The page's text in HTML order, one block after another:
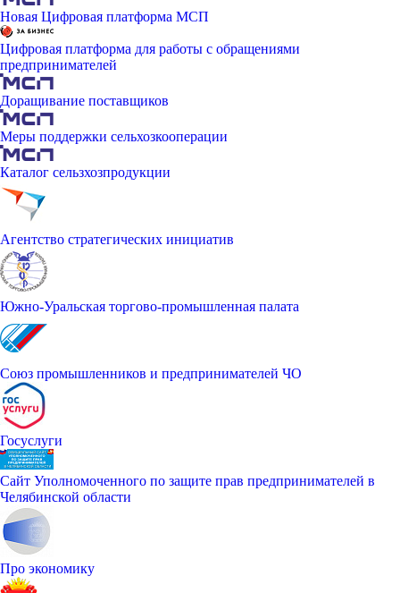
Новая Цифровая платформа МСП
Цифровая платформа для работы с обращениями
предпринимателей
Доращивание поставщиков
Меры поддержки сельхозкооперации
Каталог сельзхозпродукции
Агентство стратегических инициатив
Южно-Уральская торгово-промышленная палата
Союз промышленников и предпринимателей ЧО
Госуслуги
Сайт Уполномоченного по защите прав предпринимателей в
Челябинской области
Про экономику